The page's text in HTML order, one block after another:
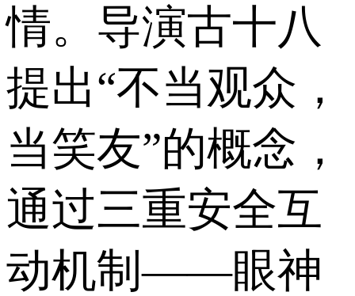
情。导演古十八
提出“不当观众，
当笑友”的概念，
通过三重安全互
动机制——眼神